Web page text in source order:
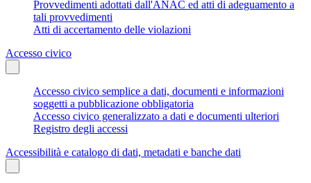
Provvedimenti adottati dall'ANAC ed atti di adeguamento a
tali provvedimenti
Atti di accertamento delle violazioni
Accesso civico
Accesso civico semplice a dati, documenti e informazioni
soggetti a pubblicazione obbligatoria
Accesso civico generalizzato a dati e documenti ulteriori
Registro degli accessi
Accessibilità e catalogo di dati, metadati e banche dati